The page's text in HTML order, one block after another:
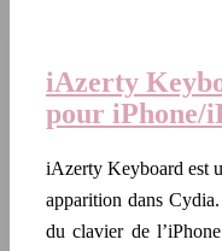
iAzerty
pour iPhone/
iAzerty Keyboard est
apparition dans
du clavier de